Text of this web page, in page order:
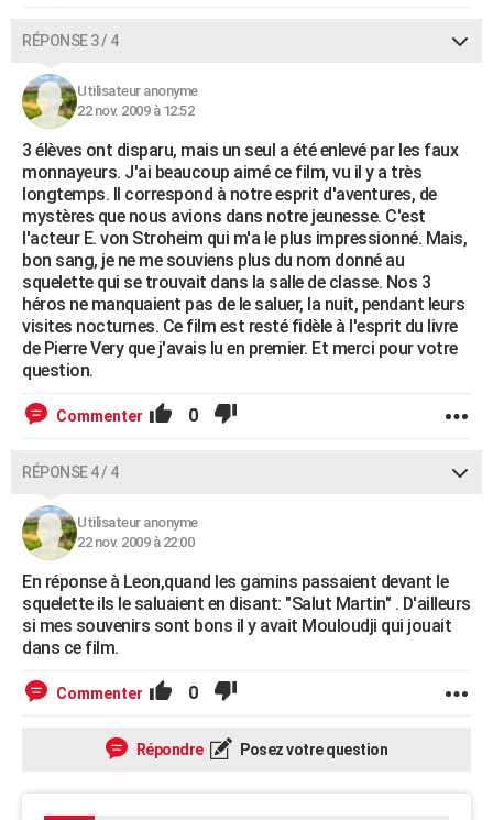
RÉPONSE 3 / 4
Utilisateur anonyme
22 nov. 2009 à 12:52
3 élèves ont disparu, mais un seul a été enlevé par les faux
monnayeurs. J'ai beaucoup aimé ce film, vu il y a très
longtemps. Il correspond à notre esprit d'aventures, de
mystères que nous avions dans notre jeunesse. C'est
l'acteur E. von Stroheim qui m'a le plus impressionné. Mais,
bon sang, je ne me souviens plus du nom donné au
squelette qui se trouvait dans la salle de classe. Nos 3
héros ne manquaient pas de le saluer, la nuit, pendant leurs
visites nocturnes. Ce film est resté fidèle à l'esprit du livre
de Pierre Very que j'avais lu en premier. Et merci pour votre
question.
Commenter 0
RÉPONSE 4 / 4
Utilisateur anonyme
22 nov. 2009 à 22:00
En réponse à Leon,quand les gamins passaient devant le
squelette ils le saluaient en disant: "Salut Martin" . D'ailleurs
si mes souvenirs sont bons il y avait Mouloudji qui jouait
dans ce film.
Commenter 0
Répondre Posez votre question